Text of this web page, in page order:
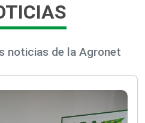
noticias de la Agronet